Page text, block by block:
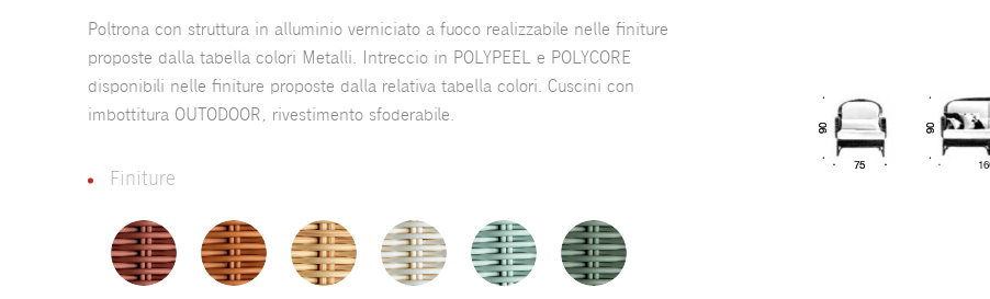
Poltrona con struttura in alluminio verniciato a fuoco realizzabile nelle finiture
proposte dalla tabella colori Metalli. Intreccio in POLYPEEL e POLYCORE
disponibili nelle finiture proposte dalla relativa tabella colori. Cuscini con
imbottitura OUTODOOR, rivestimento sfoderabile.
Finiture